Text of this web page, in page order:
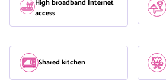
High broadband Internet
access
Shared kitchen